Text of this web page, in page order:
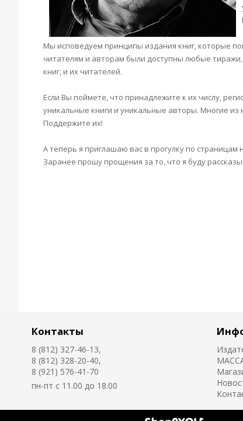
Мы исповедуем принципы издания книг, которые
читателям и авторам были доступны любые
книг, и их читателей.
Если Вы поймете, что принадлежите к их числу,
уникальные книги и уникальные авторы. Многие
Поддержите их!
А теперь я приглашаю вас в прогулку по
Заранее прошу прощения за то, что я буду
Контакты
8 (812) 327-46-13,
8 (812) 328-20-40,
8 (921) 576-41-70
пн-пт с 11.00 до 18.00